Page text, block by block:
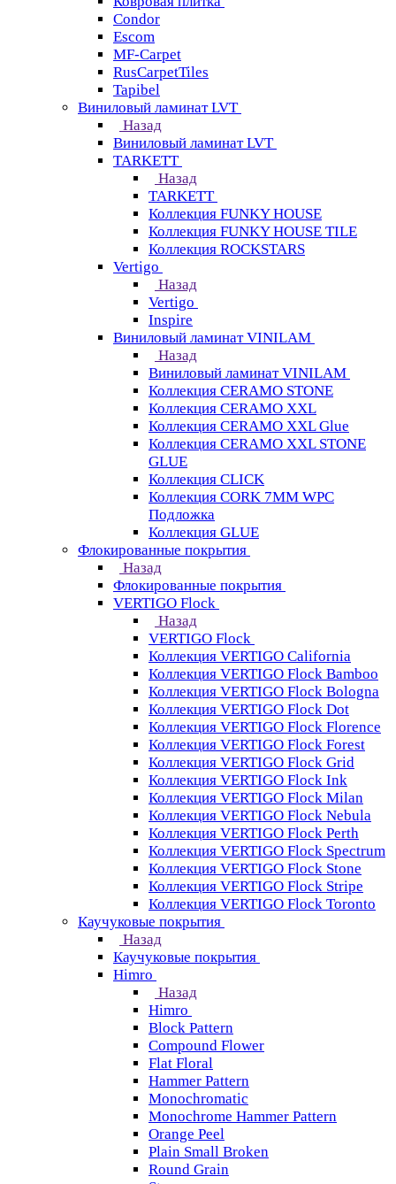
Condor
Escom
MF-Carpet
RusCarpetTiles
Tapibel
Виниловый ламинат LVT
Назад
Виниловый ламинат LVT
TARKETT
Назад
TARKETT
Коллекция FUNKY HOUSE
Коллекция FUNKY HOUSE TILE
Коллекция ROCKSTARS
Vertigo
Назад
Vertigo
Inspire
Виниловый ламинат VINILAM
Назад
Виниловый ламинат VINILAM
Коллекция CERAMO STONE
Коллекция CERAMO XXL
Коллекция CERAMO XXL Glue
Коллекция CERAMO XXL STONE
GLUE
Коллекция CLICK
Коллекция CORK 7MM WPC
Подложка
Коллекция GLUE
Флокированные покрытия
Назад
Флокированные покрытия
VERTIGO Flock
Назад
VERTIGO Flock
Коллекция VERTIGO California
Коллекция VERTIGO Flock Bamboo
Коллекция VERTIGO Flock Bologna
Коллекция VERTIGO Flock Dot
Коллекция VERTIGO Flock Florence
Коллекция VERTIGO Flock Forest
Коллекция VERTIGO Flock Grid
Коллекция VERTIGO Flock Ink
Коллекция VERTIGO Flock Milan
Коллекция VERTIGO Flock Nebula
Коллекция VERTIGO Flock Perth
Коллекция VERTIGO Flock Spectrum
Коллекция VERTIGO Flock Stone
Коллекция VERTIGO Flock Stripe
Коллекция VERTIGO Flock Toronto
Каучуковые покрытия
Назад
Каучуковые покрытия
Himro
Назад
Himro
Block Pattern
Compound Flower
Flat Floral
Hammer Pattern
Monochromatic
Monochrome Hammer Pattern
Orange Peel
Plain Small Broken
Round Grain